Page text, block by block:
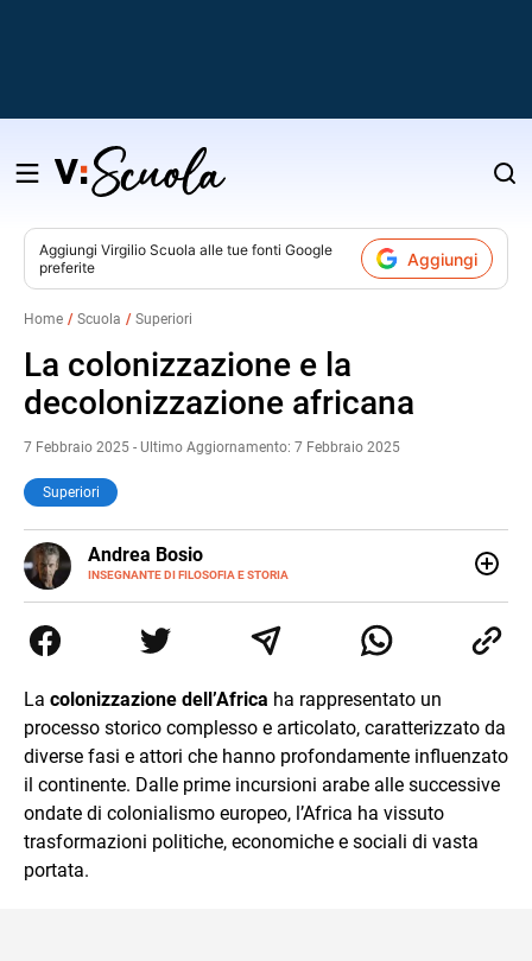
Salta
contenuto
Aggiungi Virgilio Scuola alle tue fonti Google
preferite
Aggiungi
Home Scuola Superiori
La colonizzazione e la
decolonizzazione africana
7 Febbraio 2025 - Ultimo Aggiornamento: 7 Febbraio 2025
Superiori
Andrea Bosio
INSEGNANTE DI FILOSOFIA E STORIA
E-
MAIL
occupandosi di storia della comunicazione scientifica e di
storia della Chiesa. È dottorando presso la Facoltà
volume Giovani Minzoni terra incognita.
La colonizzazione dell’Africa ha rappresentato un
processo storico complesso e articolato, caratterizzato da
diverse fasi e attori che hanno profondamente influenzato
il continente. Dalle prime incursioni arabe alle successive
ondate di colonialismo europeo, l’Africa ha vissuto
trasformazioni politiche, economiche e sociali di vasta
portata.